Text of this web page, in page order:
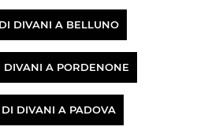
DIVANI A BELLUNO
DIVANI A PORDENONE
DIVANI A PADOVA